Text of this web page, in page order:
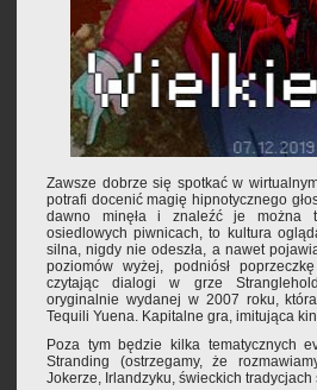
Zawsze dobrze się spotkać w
potrafi docenić magię hipnotycznego
dawno minęła i znaleźć je można
osiedlowych piwnicach, to kultura
silna, nigdy nie odeszła, a nawet
poziomów wyżej, podniósł
czytając dialogi w grze
oryginalnie wydanej w 2007 roku,
Tequili Yuena. Kapitalne gra, imitująca
Poza tym będzie kilka tematycznych
Stranding (ostrzegamy, że
Jokerze, Irlandzyku, świeckich tradycjach